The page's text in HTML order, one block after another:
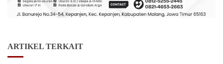
ARTIKEL TERKAIT